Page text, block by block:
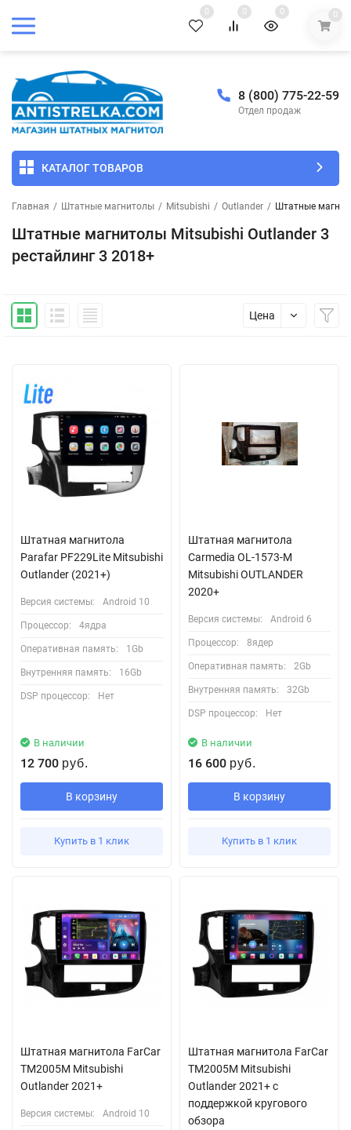
0 0 0 0
8 (800) 775-22-59
Отдел продаж
КАТАЛОГ ТОВАРОВ
Главная / Штатные магнитолы / Mitsubishi / Outlander / Штатные
Штатные магнитолы Mitsubishi Outlander 3
рестайлинг 3 2018+
Цена
Штатная магнитола
Parafar PF229Lite Mitsubishi
Outlander (2021+)
Версия системы: Android 10
Процессор: 4ядра
Оперативная память: 1Gb
Внутренняя память: 16Gb
DSP процессор: Нет
В наличии
12 700 руб.
В корзину
Купить в 1 клик
Штатная магнитола
Carmedia OL-1573-M
Mitsubishi OUTLANDER
2020+
Версия системы: Android 6
Процессор: 8ядер
Оперативная память: 2Gb
Внутренняя память: 32Gb
DSP процессор: Нет
В наличии
16 600 руб.
В корзину
Купить в 1 клик
Штатная магнитола FarCar
TM2005M Mitsubishi
Outlander 2021+
Версия системы: Android 10
Штатная магнитола FarCar
TM2005M Mitsubishi
Outlander 2021+ с
поддержкой кругового
обзора